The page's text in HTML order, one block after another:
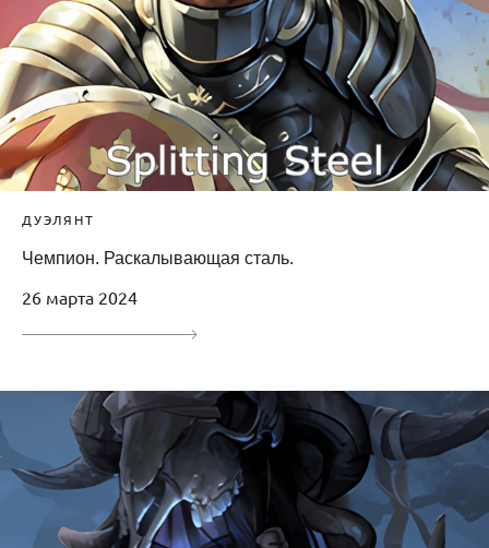
ДУЭЛЯНТ
Чемпион. Раскалывающая сталь.
26 марта 2024